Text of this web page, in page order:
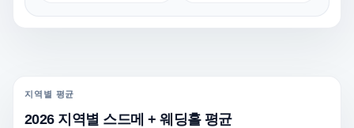
지역별 평균
2026 지역별 스드메 + 웨딩홀 평균